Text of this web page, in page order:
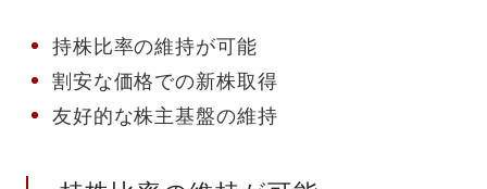
持株比率の維持が可能
割安な価格での新株取得
友好的な株主基盤の維持